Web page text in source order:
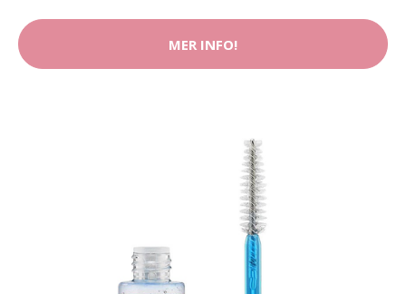
MER INFO!